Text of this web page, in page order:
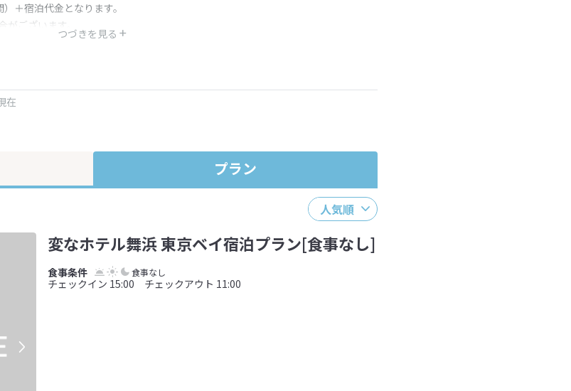
つづきを見る
＋宿泊代金となります。
ございます。
定時間ごとに更新されます。最終確認画面でご確認ください。
在
プラン
人気順
変なホテル舞浜 東京ベイ宿泊プラン[食事なし]
食事なし
チェックイン 15:00 チェックアウト 11:00